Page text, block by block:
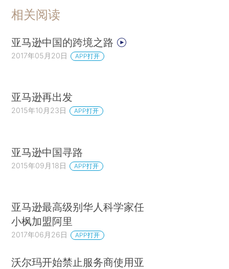
相关阅读
亚马逊中国的跨境之路
2017年05月20日 APP打开
亚马逊再出发
2015年10月23日 APP打开
亚马逊中国寻路
2015年09月18日 APP打开
亚马逊最高级别华人科学家任
小枫加盟阿里
2017年06月26日 APP打开
沃尔玛开始禁止服务商使用亚